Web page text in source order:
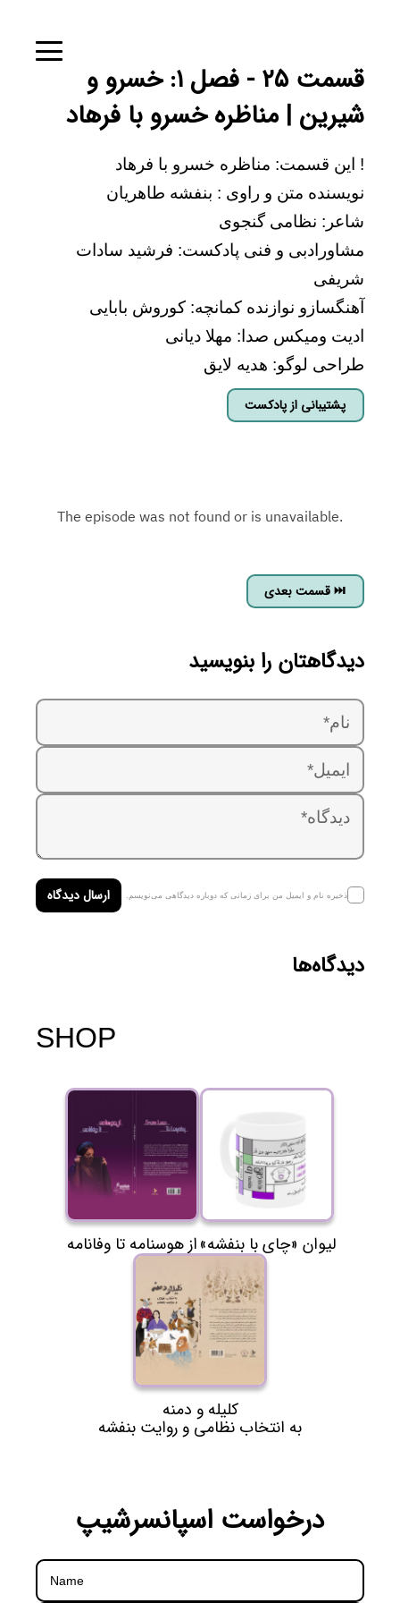
قسمت ۲۵ - فصل ۱: خسرو و
شیرین | مناظره خسرو با فرهاد
! این قسمت: مناظره خسرو با فرهاد
نویسنده متن و راوی : بنفشه طاهریان
شاعر: نظامی گنجوی
مشاورادبی و فنی پادکست: فرشید سادات
شریفی
آهنگسازو نوازنده کمانچه: کوروش بابایی
ادیت ومیکس صدا: مهلا دیانی
طراحی لوگو: هدیه لایق
پشتیبانی از پادکست
قسمت بعدی ⏭
دیدگاهتان را بنویسید
ذخیره نام و ایمیل من برای زمانی که دوباره دیدگاهی می‌نویسم. ارسال دیدگاه
دیدگاه‌ها
SHOP
از هوسنامه تا وفانامه «لیوان «چای با بنفشه
کلیله و دمنه
به انتخاب نظامی و روایت بنفشه
درخواست اسپانسرشیپ